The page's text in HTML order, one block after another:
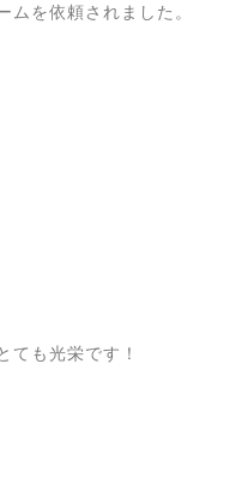
を依頼されました。
ても光栄です！